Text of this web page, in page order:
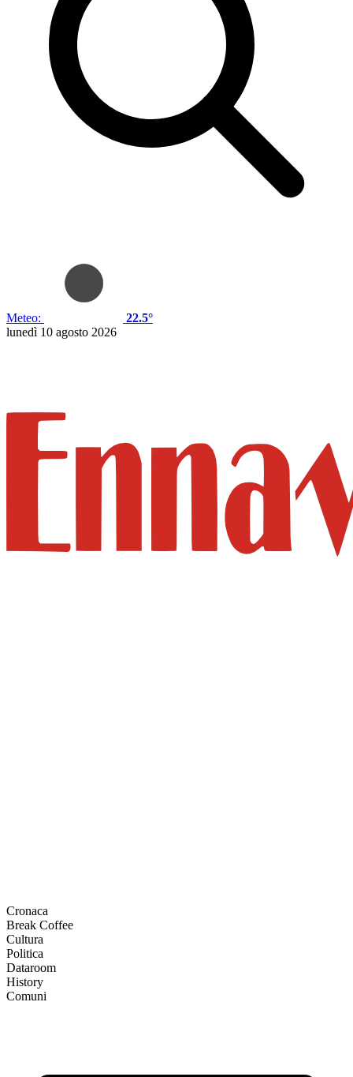
Meteo:
22.5°
lunedì 10 agosto 2026
Cronaca
Break Coffee
Cultura
Politica
Dataroom
History
Comuni